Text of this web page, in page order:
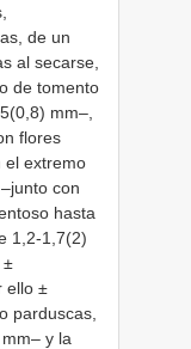
de un
al secarse,
de tomento
mm–,
flores
el extremo
con
hasta
1,2-1,7(2)
±
ello ±
parduscas,
y la